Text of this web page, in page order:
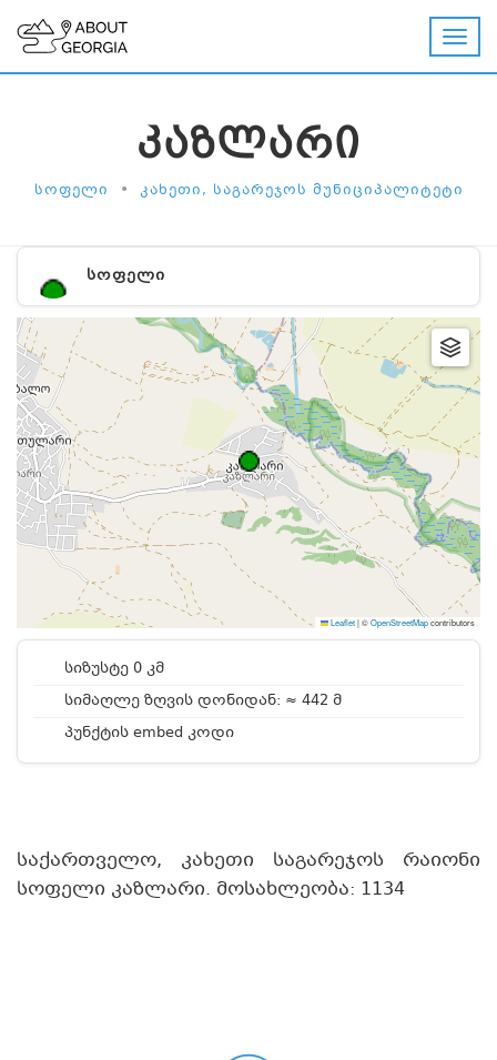
ᲙᲐᲖᲚᲐᲠᲘ
ᲡᲝᲤᲔᲚᲘ • ᲙᲐᲮᲔᲗᲘ, ᲡᲐᲒᲐᲠᲔᲯᲝᲡ ᲛᲣᲜᲘᲪᲘᲞᲐᲚᲘᲢᲔᲢᲘ
ᲡᲝᲤᲔᲚᲘ
Leaflet|©OpenStreetMapcontributors
სიზუსტე 0 კმ
სიმაღლე ზღვის დონიდან: ≈ 442 მ
პუნქტის embed კოდი
საქართველო, კახეთი საგარეჯოს რაიონი
სოფელი კაზლარი. მოსახლეობა: 1134